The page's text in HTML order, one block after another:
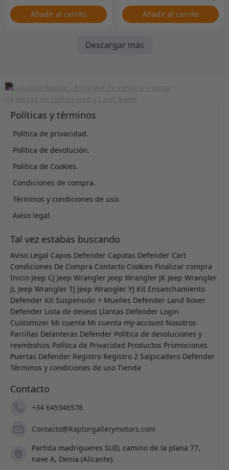
Añadir al carrito Añadir al carrito
Descargar más
Políticas y términos
Política de privacidad.
Política de devolución.
Política de Cookies.
Condiciones de compra.
Términos y condiciones de uso.
Aviso legal.
Tal vez estabas buscando
Aviso Legal Capos Defender Capotas Defender Cart
Condiciones De Compra Contacto Cookies Finalizar compra
Inicio Jeep CJ Jeep Wrangler Jeep Wrangler JK Jeep Wrangler
JL Jeep Wrangler TJ Jeep Wrangler YJ Kit Ensanchamiento
Defender Kit Suspensión + Muelles Defender Land Rover
Defender Lista de deseos Llantas Defender Login
Customizer Mi cuenta Mi cuenta my-account Nosotros
Parrillas Delanteras Defender Política de devoluciones y
reembolsos Política de Privacidad Productos Promociones
Puertas Defender Registro Registro 2 Salpicadero Defender
Términos y condiciones de uso Tienda
Contacto
+34 645346578
Contacto@Raptorgallerymotors.com
Partida madrigueres SUD, camino de la plana 77,
nave A, Denia (Alicante).